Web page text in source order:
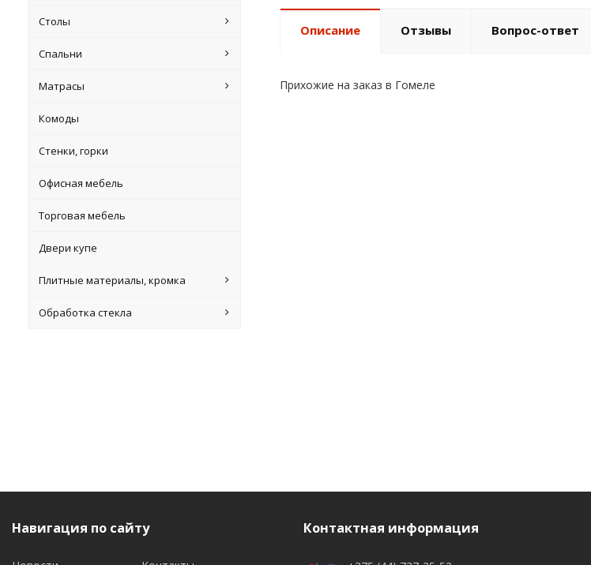
Столы
Спальни
Матрасы
Комоды
Стенки, горки
Офисная мебель
Торговая мебель
Двери купе
Плитные материалы, кромка
Обработка стекла
Описание Отзывы Вопрос-ответ
Прихожие на заказ в Гомеле
Навигация по сайту Контактная информация